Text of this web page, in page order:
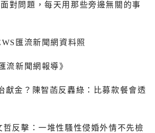
對問題，每天用那些旁邊無關的事
匯流新聞網資料照
匯流新聞網報導》
獻金？陳智菡反轟綠：比募款餐會透
哲反擊：一堆性騷性侵婚外情不先檢